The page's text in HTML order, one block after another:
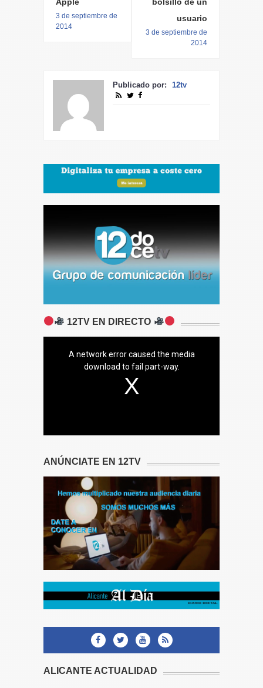
3 de septiembre de
2014
usuario
3 de septiembre de
2014
Publicado por: 12tv
12TV EN DIRECTO
A network error caused the media
download to fail part-way.
ANÚNCIATE EN 12TV
ALICANTE ACTUALIDAD